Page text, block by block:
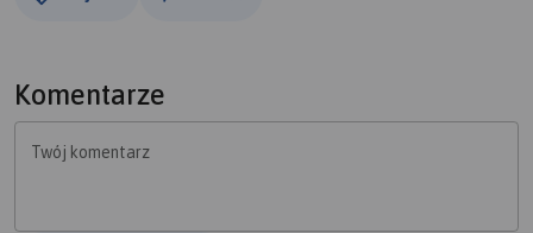
Komentarze
Twój komentarz